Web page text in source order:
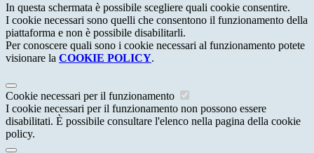
In questa schermata è possibile scegliere quali cookie consentire.
I cookie necessari sono quelli che consentono il funzionamento della
piattaforma e non è possibile disabilitarli.
Per conoscere quali sono i cookie necessari al funzionamento potete
visionare la COOKIE POLICY.
Cookie necessari per il funzionamento
I cookie necessari per il funzionamento non possono essere
disabilitati. È possibile consultare l'elenco nella pagina della cookie
policy.